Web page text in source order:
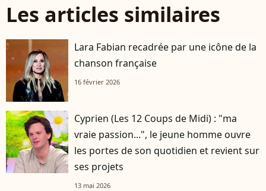
Les articles similaires
Lara Fabian recadrée par une icône de la
chanson française
16 février 2026
Cyprien (Les 12 Coups de Midi) : "ma
vraie passion...", le jeune homme ouvre
les portes de son quotidien et revient sur
ses projets
13 mai 2026